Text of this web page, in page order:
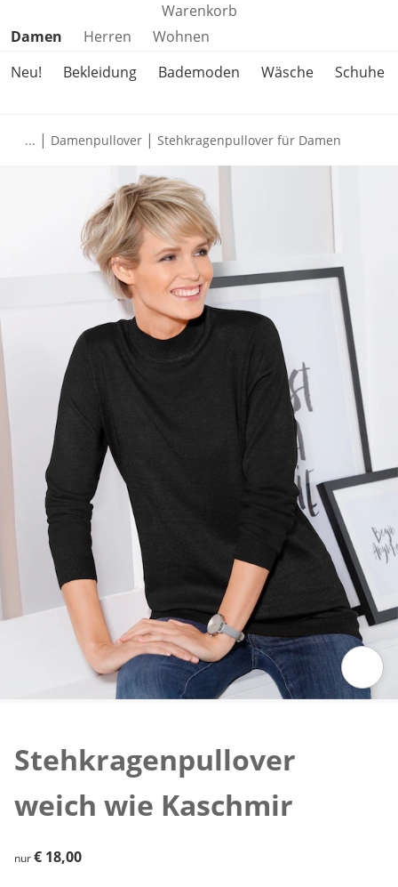
Warenkorb
Produktkategorien überspringen
Damen Herren
Wohnen
Neu!
Bekleidung Bademoden Wäsche Schuhe
... | Damenpullover | Stehkragenpullover für Damen
Stehkragenpullover
weich wie Kaschmir
€ 18,00
nur€ 18,00